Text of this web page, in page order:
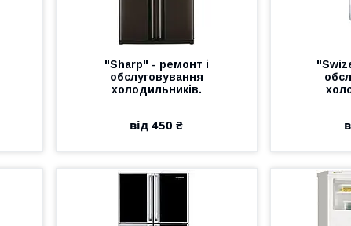
"Sharp" - ремонт і
обслуговування
холодильників.
від 450 ₴